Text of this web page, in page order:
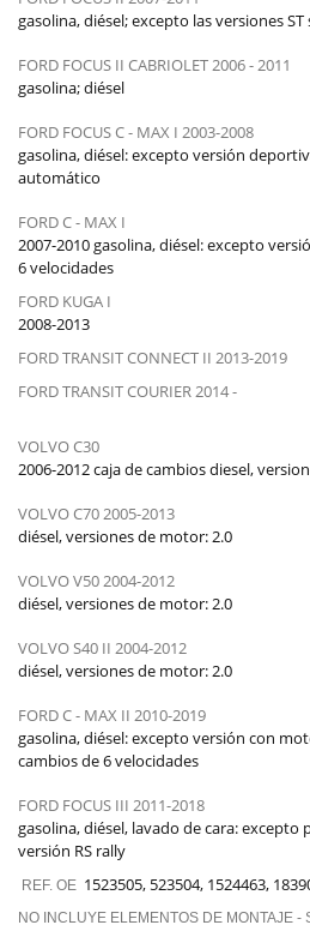
gasolina, diésel;excepto las versiones ST
FORD FOCUS II CABRIOLET 2006 - 2011
gasolina;diésel
FORD FOCUS C - MAX I 2003-2008
gasolina, diésel: excepto versión
automático
FORD C - MAX I
2007-2010 gasolina, diésel: excepto
6 velocidades
FORD KUGA I
2008-2013
FORD TRANSIT CONNECT II 2013-2019
FORD TRANSIT COURIER 2014 -
VOLVO C30
2006-2012caja de cambiosdiesel,
VOLVO C70 2005-2013
diésel, versiones de motor: 2.0
VOLVO V50 2004-2012
diésel, versiones de motor: 2.0
VOLVO S40 II 2004-2012
diésel, versiones de motor: 2.0
FORD C - MAX II 2010-2019
gasolina, diésel: excepto versión con
cambios de 6 velocidades
FORD FOCUS III 2011-2018
gasolina, diésel, lavado de cara: excepto
versión RS rally
REF. OE 1523505, 523504, 1524463,
NO INCLUYE ELEMENTOS DE MONTAJE -